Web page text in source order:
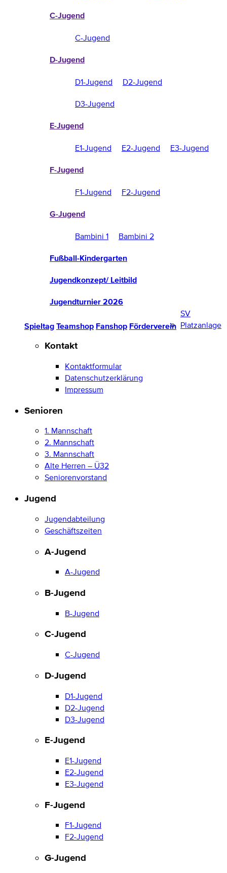
C-Jugend
C-Jugend
D-Jugend
D1-Jugend
D2-Jugend
D3-Jugend
E-Jugend
E1-Jugend E2-Jugend E3-Jugend
F-Jugend
F1-Jugend F2-Jugend
G-Jugend
Bambini 1 Bambini 2
Fußball-Kindergarten
Jugendkonzept/ Leitbild
Jugendturnier 2026
Spieltag Teamshop Fanshop Förderverein
SV
Platzanlage
Kontakt
Kontaktformular
Datenschutzerklärung
Impressum
Senioren
1. Mannschaft
2. Mannschaft
3. Mannschaft
Alte Herren – Ü32
Seniorenvorstand
Jugend
Jugendabteilung
Geschäftszeiten
A-Jugend
A-Jugend
B-Jugend
B-Jugend
C-Jugend
C-Jugend
D-Jugend
D1-Jugend
D2-Jugend
D3-Jugend
E-Jugend
E1-Jugend
E2-Jugend
E3-Jugend
F-Jugend
F1-Jugend
F2-Jugend
G-Jugend